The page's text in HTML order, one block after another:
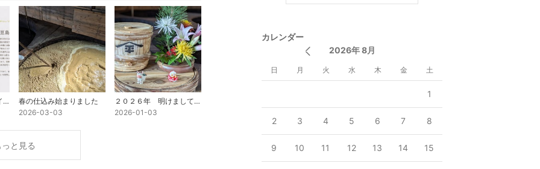
帝国ホテルのディナーイベントにて
春の仕込み始まりました
2026-03-03
２０２６年 明けましておめでとうございます
2026-01-03
っと見る
カレンダー
2026年 8月
日 月 火 水 木 金 土
1
2 3 4 5 6 7 8
9 10 11 12 13 14 15